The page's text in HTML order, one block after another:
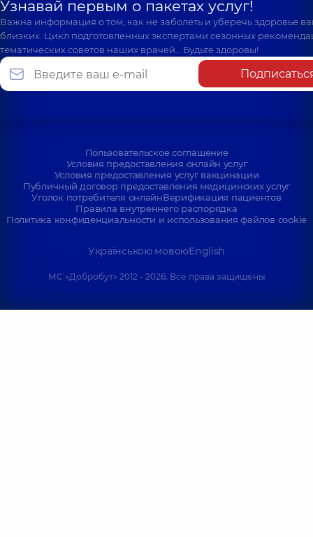
Узнавай первым о пакетах услуг!
Важна информация о том, как не заболеть и уберечь здоровье
близких. Цикл подготовленных экспертами сезонных
тематических советов наших врачей… Будьте здоровы!
Пользовательское соглашение
Условия предоставления онлайн услуг
Условия предоставления услуг вакцинации
Публичный договор предоставления медицинских услуг
Уголок потребителя онлайнВерификация пациентов
Правила внутреннего распорядка
Политика конфиденциальности и использования файлов cookie
Українською мовоюEnglish
МС «Добробут» 2012 - 2026. Все права защищены